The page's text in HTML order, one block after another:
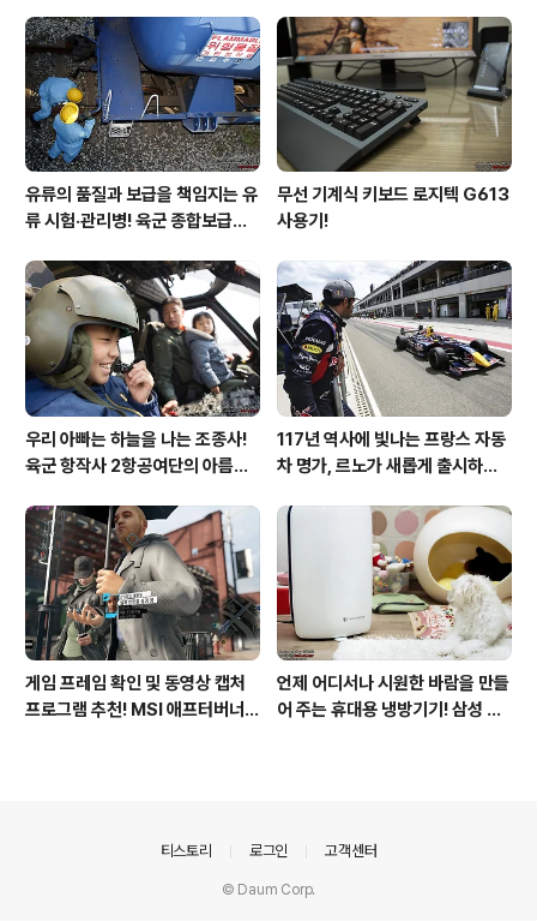
유류의 품질과 보급을 책임지는 유
류 시험·관리병! 육군 종합보급창
무선 기계식 키보드 로지텍 G613
사용기!
우리 아빠는 하늘을 나는 조종사!
육군 항작사 2항공여단의 아름다
117년 역사에 빛나는 프랑스 자동
차 명가, 르노가 새롭게 출시하는
게임 프레임 확인 및 동영상 캡처
프로그램 추천! MSI 애프터버너
언제 어디서나 시원한 바람을 만들
어 주는 휴대용 냉방기기! 삼성 포
티스토리 로그인 고객센터
© Daum Corp.